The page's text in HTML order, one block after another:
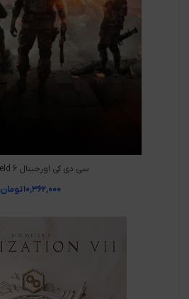
سی دی کی اورجینال Battlefield 6
۱۰,۳۶۲,۰۰۰تومان